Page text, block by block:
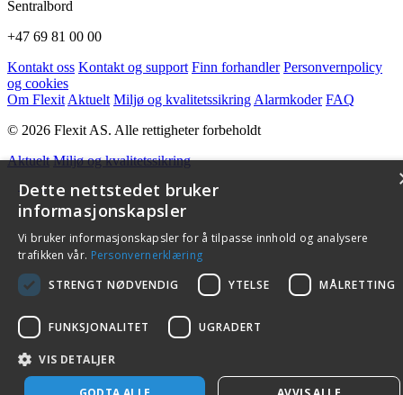
Sentralbord
+47 69 81 00 00
Kontakt oss Kontakt og support Finn forhandler Personvernpolicy
og cookies
Om Flexit Aktuelt Miljø og kvalitetssikring Alarmkoder FAQ
© 2026 Flexit AS. Alle rettigheter forbeholdt
Aktuelt Miljø og kvalitetssikring
Dette nettstedet bruker
informasjonskapsler
Vi bruker informasjonskapsler for å tilpasse innhold og analysere
trafikken vår. Personvernerklæring
STRENGT NØDVENDIG
YTELSE MÅLRETTING
FUNKSJONALITET UGRADERT
VIS DETALJER